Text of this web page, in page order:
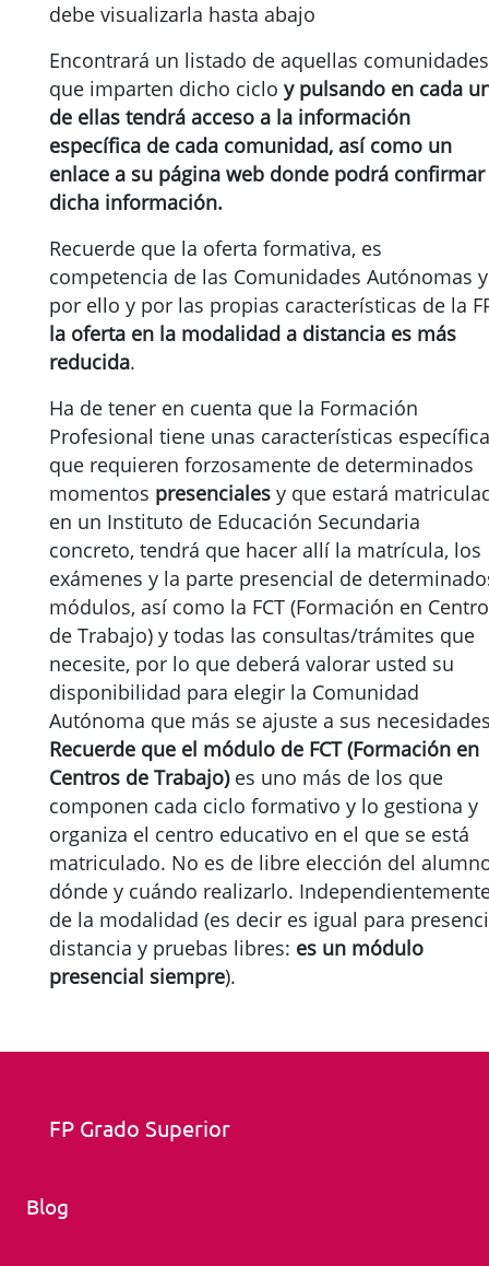
debe visualizarla hasta abajo
Encontrará un listado de aquellas comunidades
que imparten dicho ciclo y pulsando en cada
de ellas tendrá acceso a la información
específica de cada comunidad, así como un
enlace a su página web donde podrá confirmar
dicha información.
Recuerde que la oferta formativa, es
competencia de las Comunidades Autónomas y
por ello y por las propias características de la
la oferta en la modalidad a distancia es más
reducida.
Ha de tener en cuenta que la Formación
Profesional tiene unas características
que requieren forzosamente de determinados
momentos presenciales y que estará
en un Instituto de Educación Secundaria
concreto, tendrá que hacer allí la matrícula, los
exámenes y la parte presencial de
módulos, así como la FCT (Formación en
de Trabajo) y todas las consultas/trámites que
necesite, por lo que deberá valorar usted su
disponibilidad para elegir la Comunidad
Autónoma que más se ajuste a sus
Recuerde que el módulo de FCT (Formación en
Centros de Trabajo)es uno más de los que
componen cada ciclo formativo y lo gestiona y
organiza el centro educativo en el que se está
matriculado. No es de libre elección del
dónde y cuándo realizarlo.
de la modalidad (es decir es igual para
distancia y pruebas libres: es un módulo
presencial siempre).
FP Grado Superior
Blog